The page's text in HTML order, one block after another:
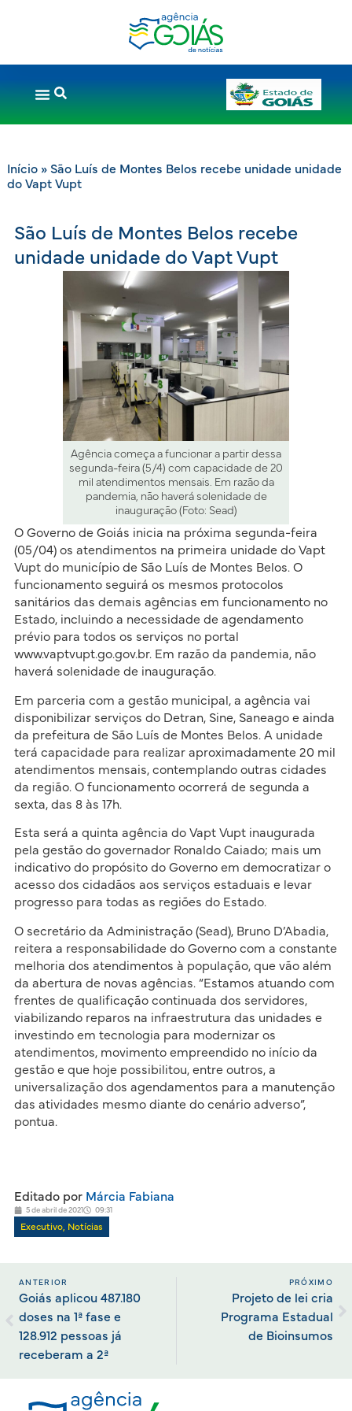
Início» São Luís de Montes Belos recebe unidade unidade
do Vapt Vupt
São Luís de Montes Belos recebe
unidade unidade do Vapt Vupt
Agência começa a funcionar a partir dessa
segunda-feira (5/4) com capacidade de 20
mil atendimentos mensais. Em razão da
pandemia, não haverá solenidade de
inauguração (Foto: Sead)
O Governo de Goiás inicia na próxima segunda-feira
(05/04) os atendimentos na primeira unidade do Vapt
Vupt do município de São Luís de Montes Belos. O
funcionamento seguirá os mesmos protocolos
sanitários das demais agências em funcionamento no
Estado, incluindo a necessidade de agendamento
prévio para todos os serviços no portal
www.vaptvupt.go.gov.br. Em razão da pandemia, não
haverá solenidade de inauguração.
Em parceria com a gestão municipal, a agência vai
disponibilizar serviços do Detran, Sine, Saneago e ainda
da prefeitura de São Luís de Montes Belos. A unidade
terá capacidade para realizar aproximadamente 20 mil
atendimentos mensais, contemplando outras cidades
da região. O funcionamento ocorrerá de segunda a
sexta, das 8 às 17h.
Esta será a quinta agência do Vapt Vupt inaugurada
pela gestão do governador Ronaldo Caiado; mais um
indicativo do propósito do Governo em democratizar o
acesso dos cidadãos aos serviços estaduais e levar
progresso para todas as regiões do Estado.
O secretário da Administração (Sead), Bruno D’Abadia,
reitera a responsabilidade do Governo com a constante
melhoria dos atendimentos à população, que vão além
da abertura de novas agências. “Estamos atuando com
frentes de qualificação continuada dos servidores,
viabilizando reparos na infraestrutura das unidades e
investindo em tecnologia para modernizar os
atendimentos, movimento empreendido no início da
gestão e que hoje possibilitou, entre outros, a
universalização dos agendamentos para a manutenção
das atividades mesmo diante do cenário adverso”,
pontua.
Editado porMárcia Fabiana
5 de abril de 2021 09:31
Executivo, Notícias
ANTERIOR
Goiás aplicou 487.180
doses na 1ª fase e
128.912 pessoas já
receberam a 2ª
PRÓXIMO
Projeto de lei cria
Programa Estadual
de Bioinsumos